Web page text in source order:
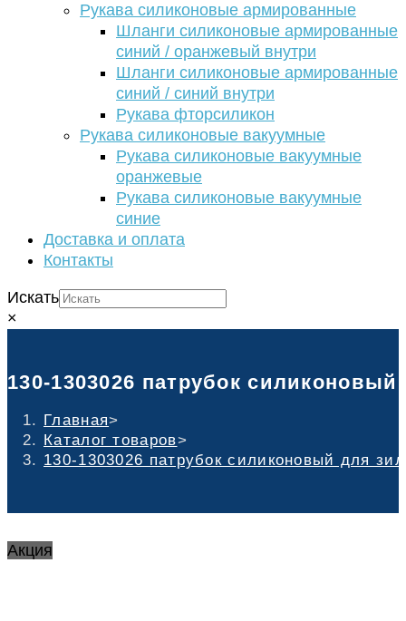
Рукава силиконовые армированные
Шланги силиконовые армированные
синий / оранжевый внутри
Шланги силиконовые армированные
синий / синий внутри
Рукава фторсиликон
Рукава силиконовые вакуумные
Рукава силиконовые вакуумные
оранжевые
Рукава силиконовые вакуумные
синие
Доставка и оплата
Контакты
Искать
×
130-1303026 патрубок
Главная>
Каталог товаров>
130-1303026 патрубок силиконовый для
Акция